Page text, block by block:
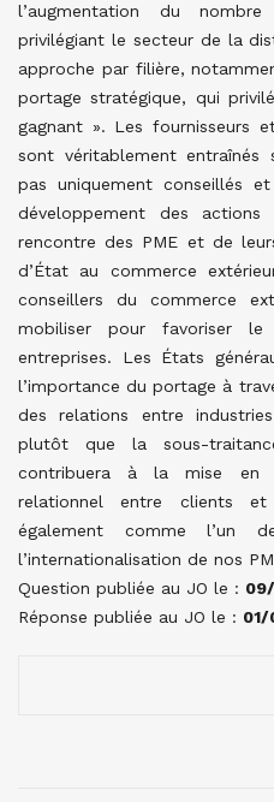
l’augmentation du
privilégiant le secteur de la
approche par filière,
portage stratégique, qui
gagnant ». Les fournisseurs
sont véritablement
pas uniquement conseillés
développement des
rencontre des PME et de
d’État au commerce
conseillers du commerce
mobiliser pour favoriser
entreprises. Les États
l’importance du portage à
des relations entre
plutôt que la sous-
contribuera à la mise en
relationnel entre clients et
également comme l’un
l’internationalisation de nos
Question publiée au JO le :
Réponse publiée au JO le : 01/